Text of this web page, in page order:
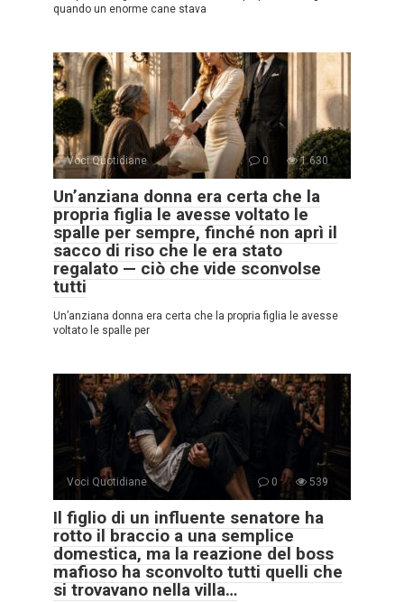
quando un enorme cane stava
Voci Quotidiane 0 1.630
Un’anziana donna era certa che la
propria figlia le avesse voltato le
spalle per sempre, finché non aprì il
sacco di riso che le era stato
regalato — ciò che vide sconvolse
tutti
Un’anziana donna era certa che la propria figlia le avesse
voltato le spalle per
Voci Quotidiane 0 539
Il figlio di un influente senatore ha
rotto il braccio a una semplice
domestica, ma la reazione del boss
mafioso ha sconvolto tutti quelli che
si trovavano nella villa…